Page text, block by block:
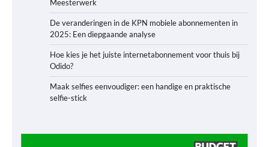
Meesterwerk
De veranderingen in de KPN mobiele abonnementen in
2025: Een diepgaande analyse
Hoe kies je het juiste internetabonnement voor thuis bij
Odido?
Maak selfies eenvoudiger: een handige en praktische
selfie-stick